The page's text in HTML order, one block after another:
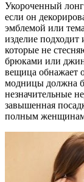
Укороченный
если он
эмблемой или
изделие
которые не
брюками или
вещица обнажает
модницы должна
незначительные
завышенная
полным женщинам